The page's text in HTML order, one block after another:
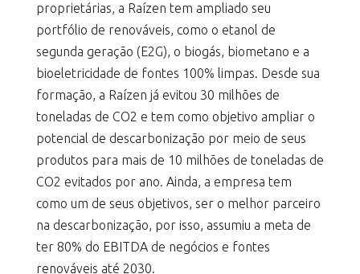
proprietárias, a Raízen tem ampliado seu
portfólio de renováveis, como o etanol de
segunda geração (E2G), o biogás, biometano e a
bioeletricidade de fontes 100% limpas. Desde sua
formação, a Raízen já evitou 30 milhões de
toneladas de CO2 e tem como objetivo ampliar o
potencial de descarbonização por meio de seus
produtos para mais de 10 milhões de toneladas de
CO2 evitados por ano. Ainda, a empresa tem
como um de seus objetivos, ser o melhor parceiro
na descarbonização, por isso, assumiu a meta de
ter 80% do EBITDA de negócios e fontes
renováveis até 2030.